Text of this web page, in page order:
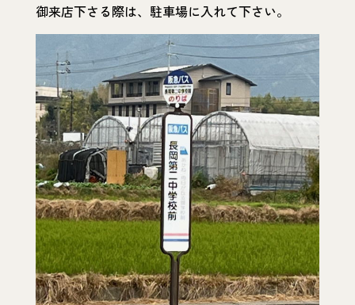
御来店下さる際は、駐車場に入れて下さい。